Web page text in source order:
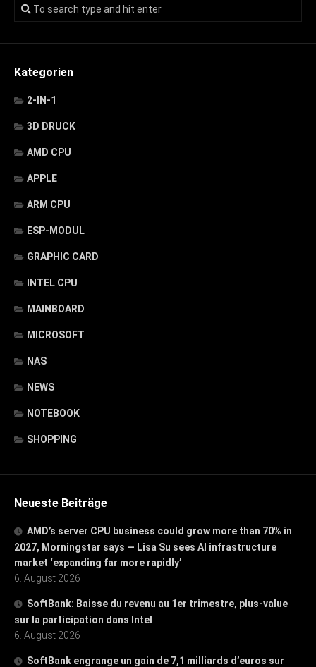
Kategorien
2-IN-1
3D DRUCK
AMD CPU
APPLE
ARM CPU
ESP-MODUL
GRAPHIC CARD
INTEL CPU
MAINBOARD
MICROSOFT
NAS
NEWS
NOTEBOOK
SHOPPING
Neueste Beiträge
AMD’s server CPU business could grow more than 70% in
2027, Morningstar says — Lisa Su sees AI infrastructure
market ‘expanding far more rapidly’
6. August 2026
SoftBank: Baisse du revenu au 1er trimestre, plus-value
sur la participation dans Intel
6. August 2026
SoftBank engrange un gain de 7,1 milliards d’euros sur